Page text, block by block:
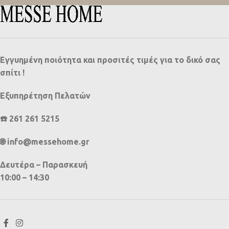
Εγγυημένη ποιότητα και προσιτές τιμές για το δικό σας
σπίτι !
Εξυπηρέτηση Πελατών
☎️ 261 261 5215
🌐 info@messehome.gr
Δευτέρα – Παρασκευή
10:00 – 14:30